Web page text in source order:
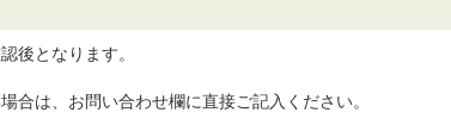
後となります。
合は、お問い合わせ欄に直接ご記入ください。